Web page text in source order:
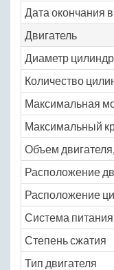
Дата окончания
Двигатель
Диаметр
Количество
Максимальная
Максимальный
Объем
Расположение
Расположение
Система питания
Степень сжатия
Тип двигателя